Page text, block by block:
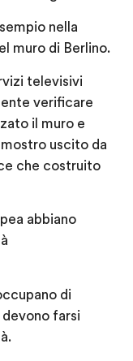
nella
muro di Berlino.
televisivi
verificare
il muro e
uscito da
che costruito
abbiano
di
farsi